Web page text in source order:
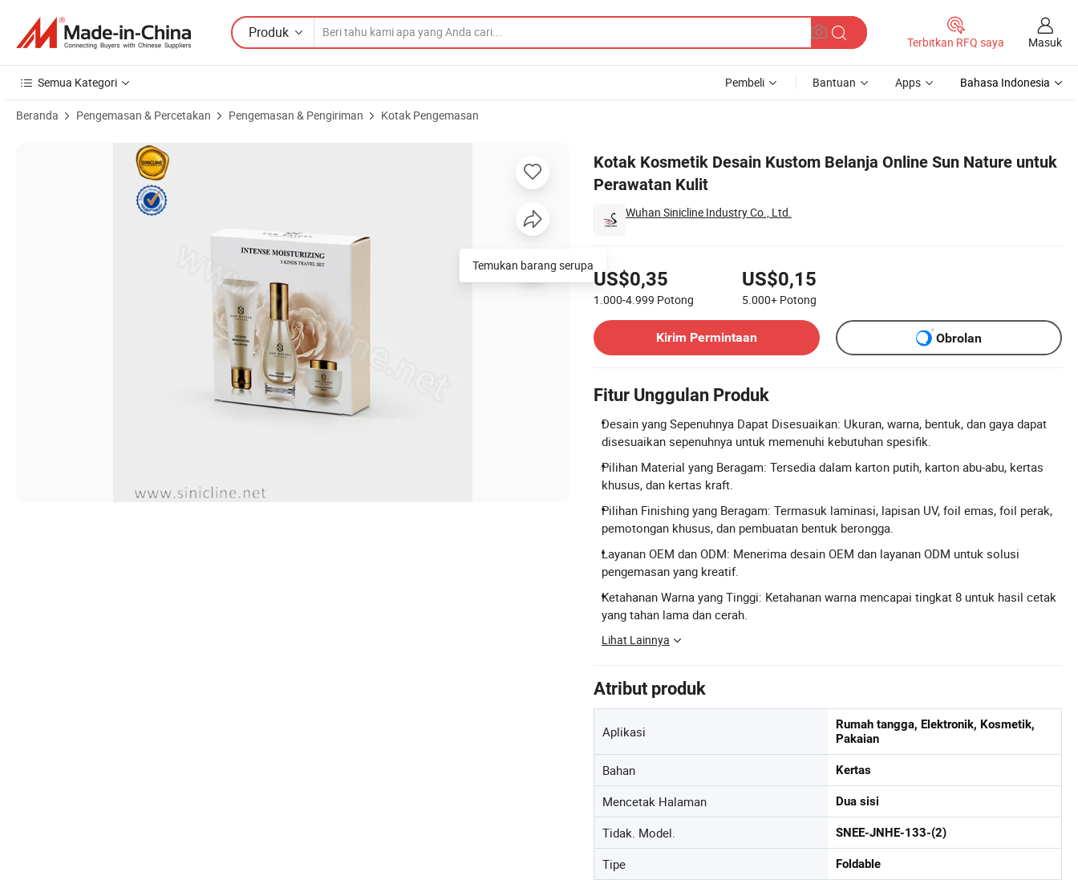
Produk
Terbitkan RFQ saya Masuk
Semua Kategori Pembeli Bantuan Apps Bahasa Indonesia
Beranda Pengemasan & Percetakan Pengemasan & Pengiriman Kotak Pengemasan
Kotak Kosmetik Desain Kustom Belanja Online Sun Nature untuk
Perawatan Kulit
Wuhan Sinicline Industry Co., Ltd.
US$0,35
1.000-4.999 Potong
US$0,15
5.000+ Potong
Kirim Permintaan
Obrolan
Fitur Unggulan Produk
Desain yang Sepenuhnya Dapat Disesuaikan: Ukuran, warna, bentuk, dan gaya dapat
disesuaikan sepenuhnya untuk memenuhi kebutuhan spesifik.
Pilihan Material yang Beragam: Tersedia dalam karton putih, karton abu-abu, kertas
khusus, dan kertas kraft.
Pilihan Finishing yang Beragam: Termasuk laminasi, lapisan UV, foil emas, foil perak,
pemotongan khusus, dan pembuatan bentuk berongga.
Layanan OEM dan ODM: Menerima desain OEM dan layanan ODM untuk solusi
pengemasan yang kreatif.
Ketahanan Warna yang Tinggi: Ketahanan warna mencapai tingkat 8 untuk hasil cetak
yang tahan lama dan cerah.
Lihat Lainnya
Atribut produk
Aplikasi
Rumah tangga, Elektronik, Kosmetik,
Pakaian
Bahan Kertas
Mencetak Halaman Dua sisi
Tidak. Model. SNEE-JNHE-133-(2)
Tipe Foldable
Gambar Produk dari Kotak Kosmetik Desain Kustom Belanja Online Sun Nature untuk Perawatan Kulit
Temukan barang serupa